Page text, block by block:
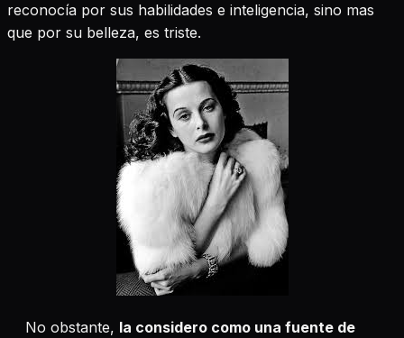
reconocía por sus habilidades e inteligencia, sino mas
que por su belleza, es triste.
No obstante, la considero como una fuente de